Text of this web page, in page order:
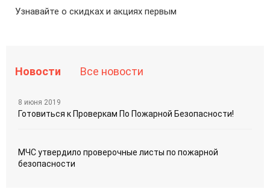
Узнавайте о скидках и акциях первым
Новости Все новости
8 июня 2019
Готовиться к Проверкам По Пожарной Безопасности!
МЧС утвердило проверочные листы по пожарной
безопасности